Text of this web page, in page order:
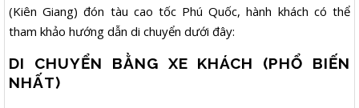
(Kiên Giang) đón tàu cao tốc Phú Quốc, hành khách có thể
tham khảo hướng dẫn di chuyển dưới đây:
DI CHUYỂN BẰNG XE KHÁCH (PHỔ BIẾN
NHẤT)